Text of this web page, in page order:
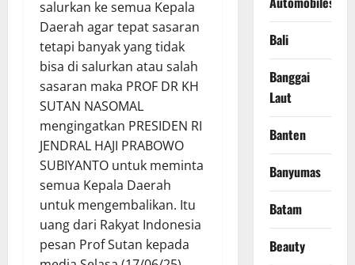
salurkan ke semua Kepala
Daerah agar tepat sasaran
tetapi banyak yang tidak
bisa di salurkan atau salah
sasaran maka PROF DR KH
SUTAN NASOMAL
mengingatkan PRESIDEN RI
JENDRAL HAJI PRABOWO
SUBIYANTO untuk meminta
semua Kepala Daerah
untuk mengembalikan. Itu
uang dari Rakyat Indonesia
pesan Prof Sutan kepada
Bali
Banggai
Laut
Banten
Banyumas
Batam
Beauty